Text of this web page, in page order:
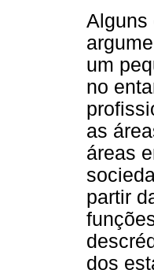
Alguns
um
no
as
áreas
partir
dos